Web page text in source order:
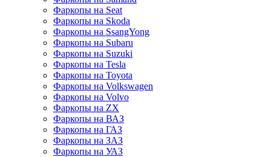
Фаркопы на Seat
Фаркопы на Skoda
Фаркопы на SsangYong
Фаркопы на Subaru
Фаркопы на Suzuki
Фаркопы на Tesla
Фаркопы на Toyota
Фаркопы на Volkswagen
Фаркопы на Volvo
Фаркопы на ZX
Фаркопы на ВАЗ
Фаркопы на ГАЗ
Фаркопы на ЗАЗ
Фаркопы на УАЗ